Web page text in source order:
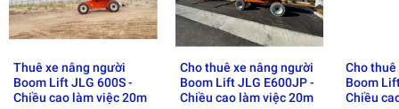
Thuê xe nâng người
Boom Lift JLG 600S -
Chiều cao làm việc 20m
Cho thuê xe nâng người
Boom Lift JLG E600JP -
Chiều cao làm việc 20m
Cho
Boom
Chiều